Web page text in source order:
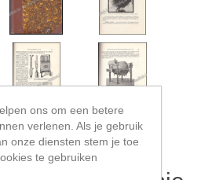
ons om een betere
verlenen. Als je gebruik
onze diensten stem je toe
te gebruiken